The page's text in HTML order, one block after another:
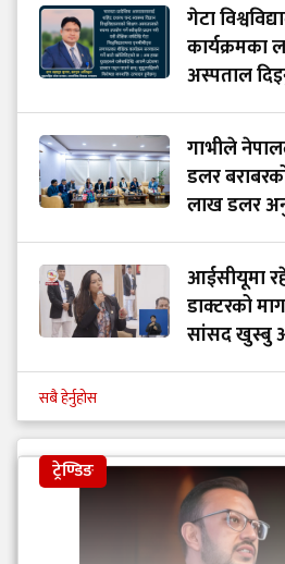
गेटा
कार्यक्रमका
अस्पताल
गाभीले
डलर
लाख डलर
आईसीयूमा
डाक्टरको
सांसद खुस्बु
सबै हेर्नुहोस
ट्रेण्डिङ